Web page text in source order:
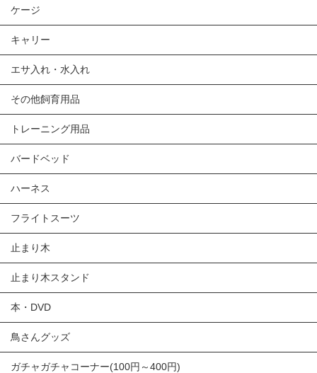
ケージ
キャリー
エサ入れ・水入れ
その他飼育用品
トレーニング用品
バードベッド
ハーネス
フライトスーツ
止まり木
止まり木スタンド
本・DVD
鳥さんグッズ
ガチャガチャコーナー(100円～400円)